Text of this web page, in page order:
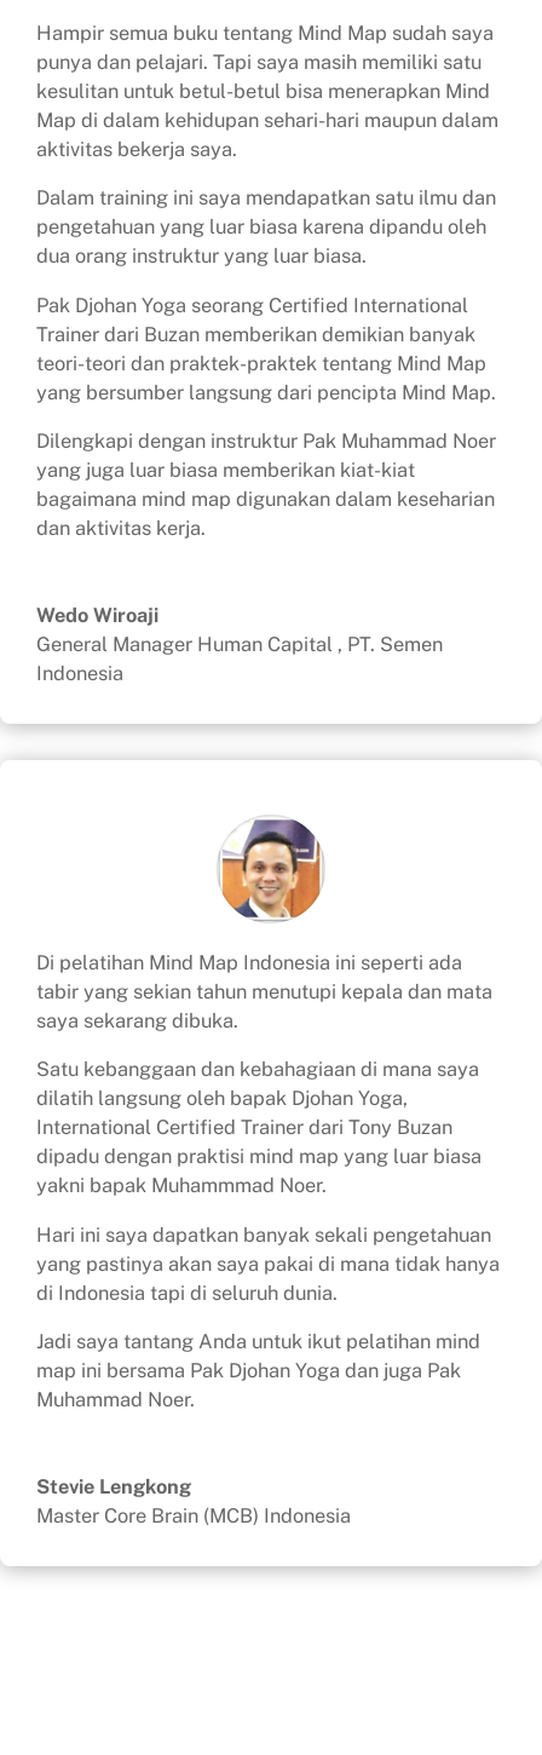
Hampir semua buku tentang Mind Map sudah saya
punya dan pelajari. Tapi saya masih memiliki satu
kesulitan untuk betul-betul bisa menerapkan Mind
Map di dalam kehidupan sehari-hari maupun dalam
aktivitas bekerja saya.
Dalam training ini saya mendapatkan satu ilmu dan
pengetahuan yang luar biasa karena dipandu oleh
dua orang instruktur yang luar biasa.
Pak Djohan Yoga seorang Certified International
Trainer dari Buzan memberikan demikian banyak
teori-teori dan praktek-praktek tentang Mind Map
yang bersumber langsung dari pencipta Mind Map.
Dilengkapi dengan instruktur Pak Muhammad Noer
yang juga luar biasa memberikan kiat-kiat
bagaimana mind map digunakan dalam keseharian
dan aktivitas kerja.
Wedo Wiroaji
General Manager Human Capital , PT. Semen
Indonesia
Di pelatihan Mind Map Indonesia ini seperti ada
tabir yang sekian tahun menutupi kepala dan mata
saya sekarang dibuka.
Satu kebanggaan dan kebahagiaan di mana saya
dilatih langsung oleh bapak Djohan Yoga,
International Certified Trainer dari Tony Buzan
dipadu dengan praktisi mind map yang luar biasa
yakni bapak Muhammmad Noer.
Hari ini saya dapatkan banyak sekali pengetahuan
yang pastinya akan saya pakai di mana tidak hanya
di Indonesia tapi di seluruh dunia.
Jadi saya tantang Anda untuk ikut pelatihan mind
map ini bersama Pak Djohan Yoga dan juga Pak
Muhammad Noer.
Stevie Lengkong
Master Core Brain (MCB) Indonesia